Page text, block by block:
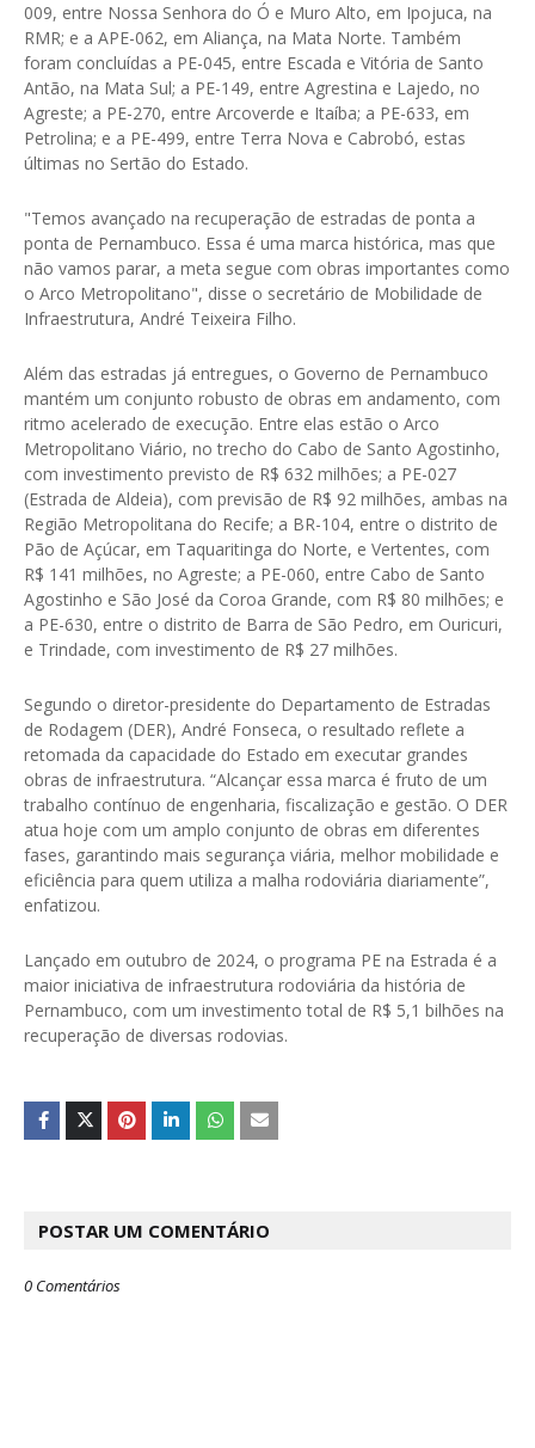
009, entre Nossa Senhora do Ó e Muro Alto, em Ipojuca, na
RMR; e a APE-062, em Aliança, na Mata Norte. Também
foram concluídas a PE-045, entre Escada e Vitória de Santo
Antão, na Mata Sul; a PE-149, entre Agrestina e Lajedo, no
Agreste; a PE-270, entre Arcoverde e Itaíba; a PE-633, em
Petrolina; e a PE-499, entre Terra Nova e Cabrobó, estas
últimas no Sertão do Estado.
"Temos avançado na recuperação de estradas de ponta a
ponta de Pernambuco. Essa é uma marca histórica, mas que
não vamos parar, a meta segue com obras importantes como
o Arco Metropolitano", disse o secretário de Mobilidade de
Infraestrutura, André Teixeira Filho.
Além das estradas já entregues, o Governo de Pernambuco
mantém um conjunto robusto de obras em andamento, com
ritmo acelerado de execução. Entre elas estão o Arco
Metropolitano Viário, no trecho do Cabo de Santo Agostinho,
com investimento previsto de R$ 632 milhões; a PE-027
(Estrada de Aldeia), com previsão de R$ 92 milhões, ambas na
Região Metropolitana do Recife; a BR-104, entre o distrito de
Pão de Açúcar, em Taquaritinga do Norte, e Vertentes, com
R$ 141 milhões, no Agreste; a PE-060, entre Cabo de Santo
Agostinho e São José da Coroa Grande, com R$ 80 milhões; e
a PE-630, entre o distrito de Barra de São Pedro, em Ouricuri,
e Trindade, com investimento de R$ 27 milhões.
Segundo o diretor-presidente do Departamento de Estradas
de Rodagem (DER), André Fonseca, o resultado reflete a
retomada da capacidade do Estado em executar grandes
obras de infraestrutura. “Alcançar essa marca é fruto de um
trabalho contínuo de engenharia, fiscalização e gestão. O DER
atua hoje com um amplo conjunto de obras em diferentes
fases, garantindo mais segurança viária, melhor mobilidade e
eficiência para quem utiliza a malha rodoviária diariamente”,
enfatizou.
Lançado em outubro de 2024, o programa PE na Estrada é a
maior iniciativa de infraestrutura rodoviária da história de
Pernambuco, com um investimento total de R$ 5,1 bilhões na
recuperação de diversas rodovias.
POSTAR UM COMENTÁRIO
0 Comentários